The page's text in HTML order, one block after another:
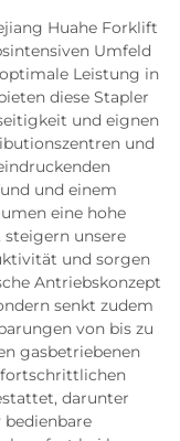
Huahe Forklift
Umfeld
Leistung in
diese Stapler
und eignen
und
und einem
eine hohe
unsere
und sorgen
Antriebskonzept
senkt zudem
von bis zu
gasbetriebenen
fortschrittlichen
darunter